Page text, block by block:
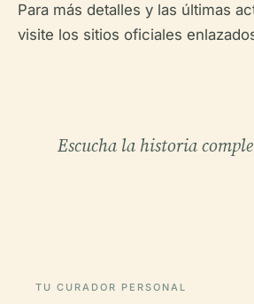
Para más detalles y las últimas
visite los sitios oficiales
Escucha la historia
TU CURADOR PERSONAL